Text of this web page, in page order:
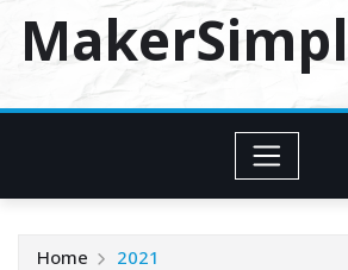
Home 2021